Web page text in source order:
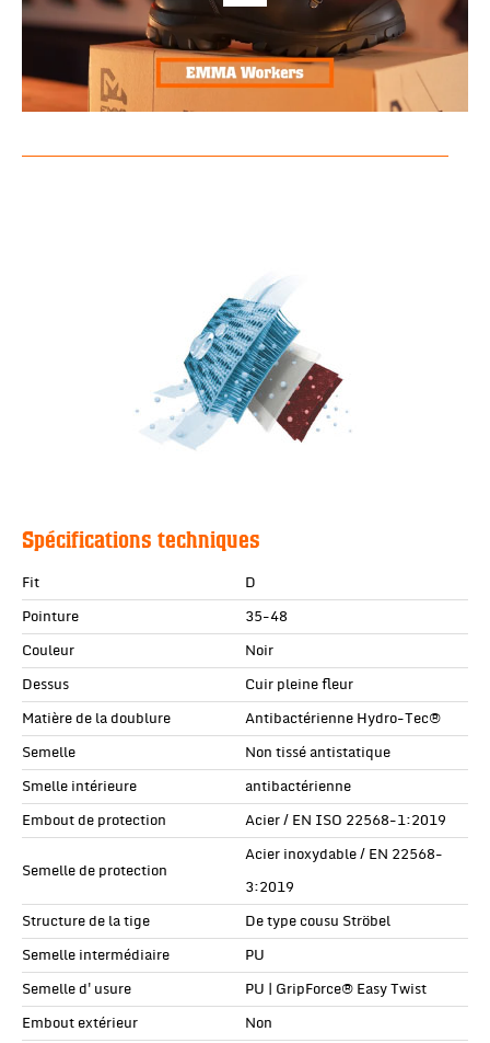
Spécifications techniques
Fit
D
Pointure
35-48
Couleur
Noir
Dessus
Cuir pleine fleur
Matière de la doublure
Antibactérienne Hydro-Tec®
Semelle
Non tissé antistatique
Smelle intérieure
antibactérienne
Embout de protection
Acier / EN ISO 22568-1:2019
Semelle de protection
Acier inoxydable / EN 22568-
3:2019
Structure de la tige
De type cousu Ströbel
Semelle intermédiaire
PU
Semelle d'usure
PU | GripForce® Easy Twist
Embout extérieur
Non